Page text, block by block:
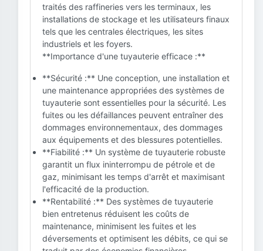
traités des raffineries vers les terminaux, les
installations de stockage et les utilisateurs finaux
tels que les centrales électriques, les sites
industriels et les foyers.
**Importance d'une tuyauterie efficace :**
**Sécurité :** Une conception, une installation et
une maintenance appropriées des systèmes de
tuyauterie sont essentielles pour la sécurité. Les
fuites ou les défaillances peuvent entraîner des
dommages environnementaux, des dommages
aux équipements et des blessures potentielles.
**Fiabilité :** Un système de tuyauterie robuste
garantit un flux ininterrompu de pétrole et de
gaz, minimisant les temps d'arrêt et maximisant
l'efficacité de la production.
**Rentabilité :** Des systèmes de tuyauterie
bien entretenus réduisent les coûts de
maintenance, minimisent les fuites et les
déversements et optimisent les débits, ce qui se